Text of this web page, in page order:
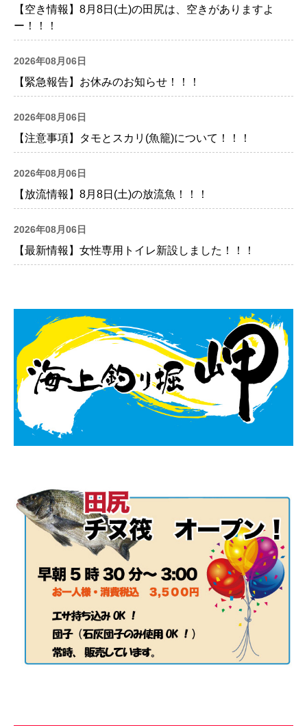
【空き情報】8月8日(土)の田尻は、空きがありますよ
ー！！！
2026年08月06日
【緊急報告】お休みのお知らせ！！！
2026年08月06日
【注意事項】タモとスカリ(魚籠)について！！！
2026年08月06日
【放流情報】8月8日(土)の放流魚！！！
2026年08月06日
【最新情報】女性専用トイレ新設しました！！！